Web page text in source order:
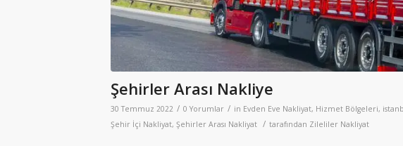
Şehirler Arası Nakliye
30 Temmuz 2022 / 0 Yorumlar / in Evden Eve Nakliyat, Hizmet Bölgeleri,
Şehir İçi Nakliyat, Şehirler Arası Nakliyat / tarafından Zileliler Nakliyat